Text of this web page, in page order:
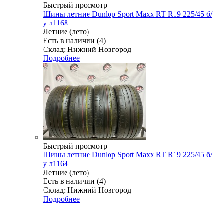
Быстрый просмотр
Шины летние Dunlop Sport Maxx RT R19 225/45 б/
у л1168
Летние (лето)
Есть в наличии (4)
Склад: Нижний Новгород
Подробнее
Быстрый просмотр
Шины летние Dunlop Sport Maxx RT R19 225/45 б/
у л1164
Летние (лето)
Есть в наличии (4)
Склад: Нижний Новгород
Подробнее